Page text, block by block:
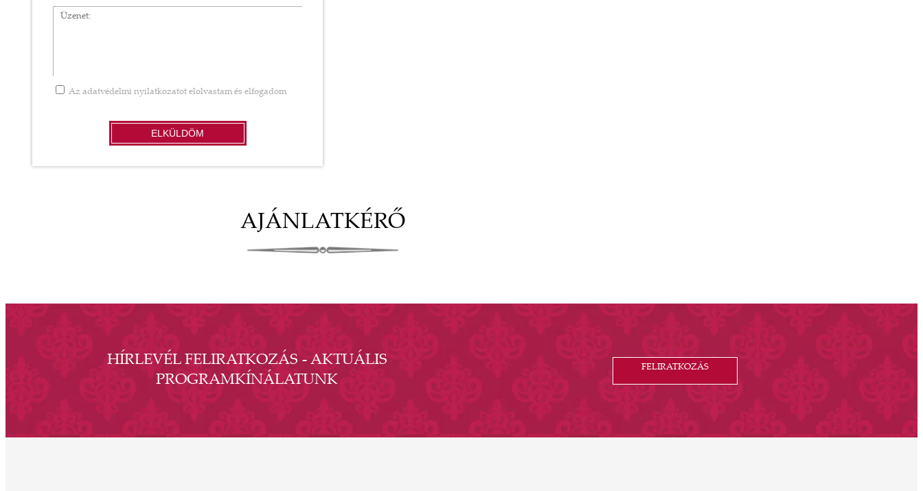
Üzenet
Az adatvédelmi nyilatkozatot elolvastam és elfogadom
ELKÜLDÖM
AJÁNLATKÉRŐ
HÍRLEVÉL FELIRATKOZÁS - AKTUÁLIS
PROGRAMKÍNÁLATUNK
FELIRATKOZÁS